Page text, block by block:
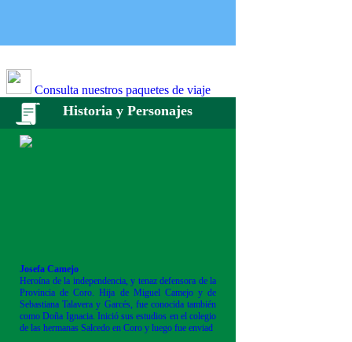
Consulta nuestros paquetes de viaje
Historia y Personajes
Josefa Camejo
Heroína de la independencia, y tenaz defensora de la
Provincia de Coro. Hija de Miguel Camejo y de
Sebastiana Talavera y Garcés, fue conocida también
como Doña Ignacia. Inició sus estudios en el colegio
de las hermanas Salcedo en Coro y luego fue enviad